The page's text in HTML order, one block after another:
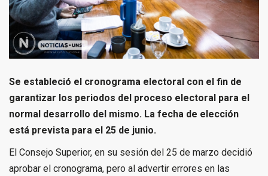
Se estableció el cronograma electoral con el fin de
garantizar los periodos del proceso electoral para el
normal desarrollo del mismo. La fecha de elección
está prevista para el 25 de junio.
El Consejo Superior, en su sesión del 25 de marzo decidió
aprobar el cronograma, pero al advertir errores en las